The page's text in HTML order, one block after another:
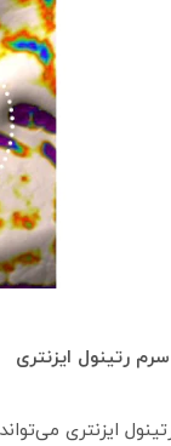
رتینول ایزنتری
ایزنتری